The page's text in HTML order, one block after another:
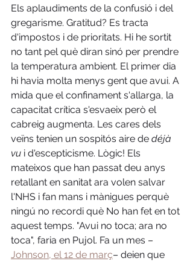
Els aplaudiments de la confusió i del
gregarisme. Gratitud? Es tracta
d'impostos i de prioritats. Hi he sortit
no tant pel què diran sinó per prendre
la temperatura ambient. El primer dia
hi havia molta menys gent que avui. A
mida que el confinament s'allarga, la
capacitat crítica s'esvaeix però el
cabreig augmenta. Les cares dels
veïns tenien un sospitós aire de déjà
vu i d'escepticisme. Lògic! Els
mateixos que han passat deu anys
retallant en sanitat ara volen salvar
l'NHS i fan mans i mànigues perquè
ningú no recordi què No han fet en tot
aquest temps. "Avui no toca; ara no
toca", faria en Pujol. Fa un mes –
Johnson, el 12 de març– deien que